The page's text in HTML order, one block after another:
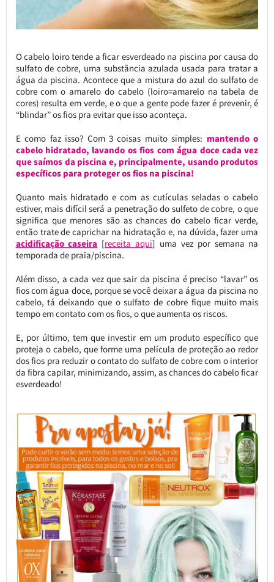
O cabelo loiro tende a ficar esverdeado na piscina por causa do
sulfato de cobre, uma substância azulada usada para tratar a
água da piscina. Acontece que a mistura do azul do sulfato de
cobre com o amarelo do cabelo (loiro=amarelo na tabela de
cores) resulta em verde, e o que a gente pode fazer é prevenir, é
“blindar” os fios pra evitar que isso aconteça.
E como faz isso? Com 3 coisas muito simples: mantendo o
cabelo hidratado, lavando os fios com água doce cada vez
que saímos da piscina e, principalmente, usando produtos
específicos para proteger os fios na piscina!
Quanto mais hidratado e com as cutículas seladas o cabelo
estiver, mais difícil será a penetração do sulfeto de cobre, o que
significa que menores são as chances do cabelo ficar verde,
então trate de caprichar na hidratação e, na dúvida, fazer uma
acidificação caseira [receita aqui] uma vez por semana na
temporada de praia/piscina.
Além disso, a cada vez que sair da piscina é preciso “lavar” os
fios com água doce, porque se você deixar a água da piscina no
cabelo, tá deixando que o sulfato de cobre fique muito mais
tempo em contato com os fios, o que aumenta os riscos.
E, por último, tem que investir em um produto específico que
proteja o cabelo, que forme uma película de proteção ao redor
dos fios pra reduzir o contato do sulfato de cobre com o interior
da fibra capilar, minimizando, assim, as chances do cabelo ficar
esverdeado!